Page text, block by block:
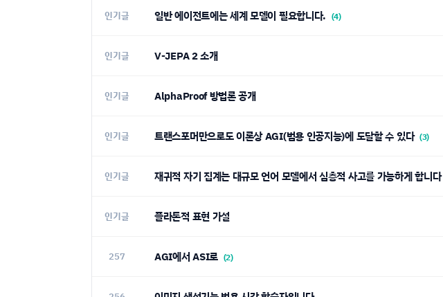
인기글 일반 에이전트에는 세계 모델이 필요합니다. (4)
인기글 V-JEPA 2 소개
인기글 AlphaProof 방법론 공개
인기글 트랜스포머만으로도 이론상 AGI(범용 인공지능)에 도달할 수 있다 (3)
인기글 재귀적 자기 집계는 대규모 언어 모델에서 심층적 사고를 가능하게 합니다
인기글 플라톤적 표현 가설
257 AGI에서 ASI로 (2)